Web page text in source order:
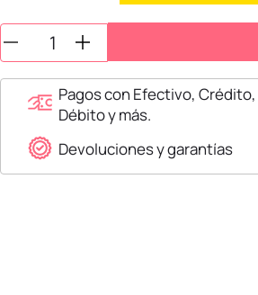
Pagos con Efectivo, Crédito,
Débito y más.
Devoluciones y garantías